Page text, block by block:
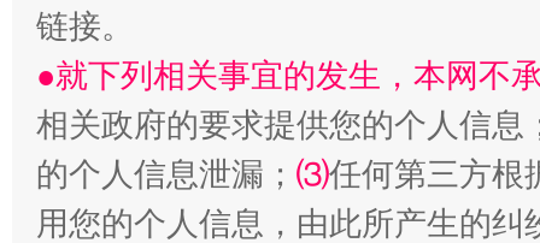
链接。
●就下列相关事宜的发生，本网不
相关政府的要求提供您的个人信息
的个人信息泄漏； ⑶任何第三方根
用您的个人信息，由此所产生的纠